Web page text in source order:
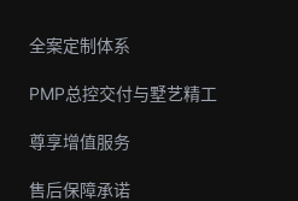
全案定制体系
PMP总控交付与墅艺精工
尊享增值服务
售后保障承诺